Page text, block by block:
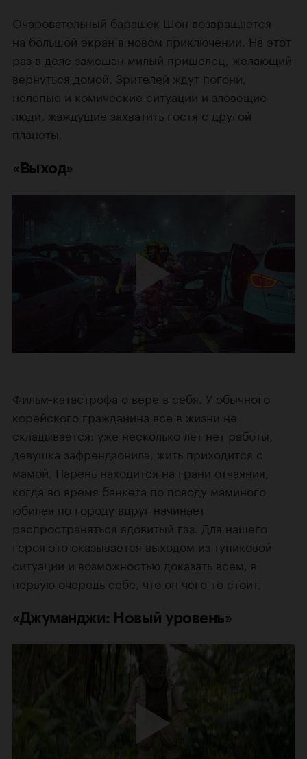
Очаровательный барашек Шон возвращается
на большой экран в новом приключении. На этот
раз в деле замешан милый пришелец, желающий
вернуться домой. Зрителей ждут погони,
нелепые и комические ситуации и зловещие
люди, жаждущие захватить гостя с другой
планеты.
«Выход»
Фильм-катастрофа о вере в себя. У обычного
корейского гражданина все в жизни не
складывается: уже несколько лет нет работы,
девушка зафрендзонила, жить приходится с
мамой. Парень находится на грани отчаяния,
когда во время банкета по поводу маминого
юбилея по городу вдруг начинает
распространяться ядовитый газ. Для нашего
героя это оказывается выходом из тупиковой
ситуации и возможностью доказать всем, в
первую очередь себе, что он чего-то стоит.
«Джуманджи: Новый уровень»